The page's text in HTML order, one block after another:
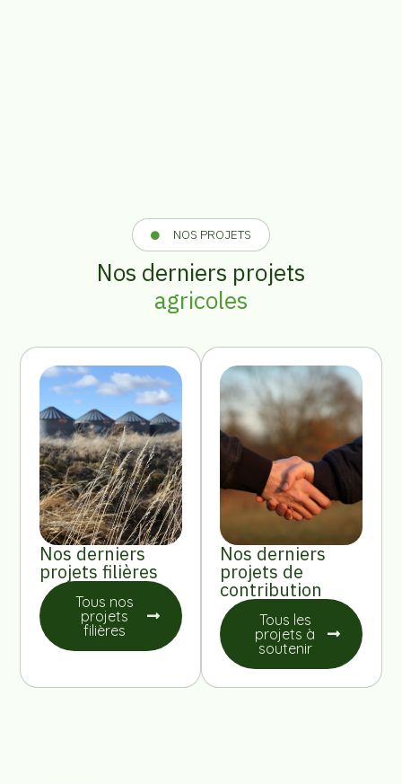
NOS PROJETS
Nos derniers projets
agricoles
Nos derniers
projets filières
Tous nos
projets
filières
Nos derniers
projets de
contribution
Tous les
projets à
soutenir